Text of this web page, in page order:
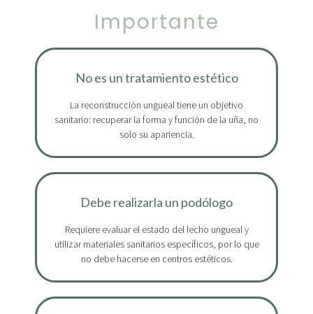
Importante
No es un tratamiento estético
La reconstrucción ungueal tiene un objetivo
sanitario: recuperar la forma y función de la uña, no
solo su apariencia.
Debe realizarla un podólogo
Requiere evaluar el estado del lecho ungueal y
utilizar materiales sanitarios específicos, por lo que
no debe hacerse en centros estéticos.